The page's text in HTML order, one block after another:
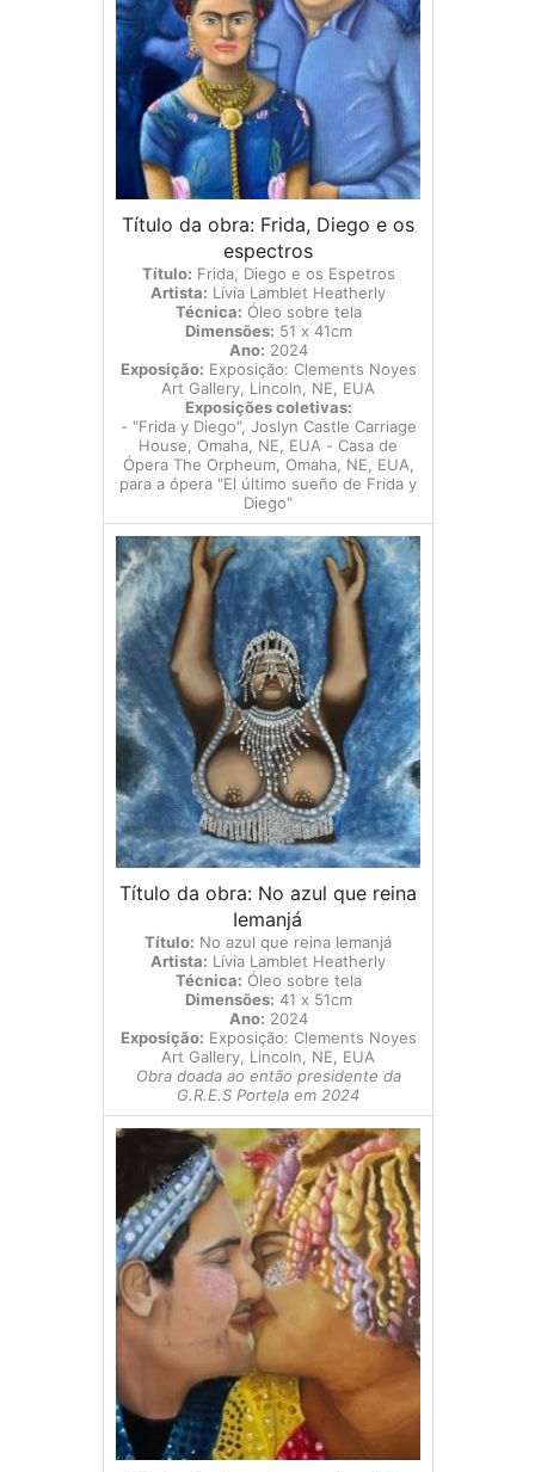
Título da obra: Frida, Diego e os
espectros
Título: Frida, Diego e os Espetros
Artista: Lívia Lamblet Heatherly
Técnica: Óleo sobre tela
Dimensões: 51 x 41cm
Ano: 2024
Exposição: Exposição: Clements Noyes
Art Gallery, Lincoln, NE, EUA
Exposições coletivas:
- "Frida y Diego", Joslyn Castle Carriage
House, Omaha, NE, EUA - Casa de
Ópera The Orpheum, Omaha, NE, EUA,
para a ópera "El último sueño de Frida y
Diego"
Título da obra: No azul que reina
Iemanjá
Título: No azul que reina Iemanjá
Artista: Lívia Lamblet Heatherly
Técnica: Óleo sobre tela
Dimensões: 41 x 51cm
Ano: 2024
Exposição: Exposição: Clements Noyes
Art Gallery, Lincoln, NE, EUA
Obra doada ao então presidente da
G.R.E.S Portela em 2024